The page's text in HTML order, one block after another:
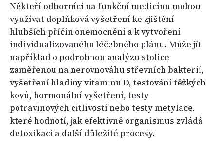
Někteří odborníci na funkční medicínu mohou
využívat doplňková vyšetření ke zjištění
hlubších příčin onemocnění a k vytvoření
individualizovaného léčebného plánu. Může jít
například o podrobnou analýzu stolice
zaměřenou na nerovnováhu střevních bakterií,
vyšetření hladiny vitaminu D, testování těžkých
kovů, hormonální vyšetření, testy
potravinových citlivostí nebo testy metylace,
které hodnotí, jak efektivně organismus zvládá
detoxikaci a další důležité procesy.